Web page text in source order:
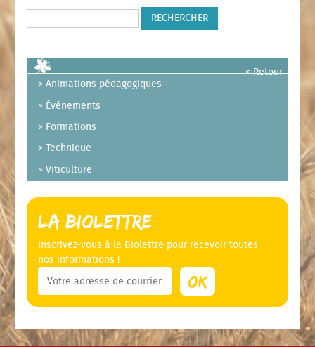
< Retour
Animations pédagogiques
Événements
Formations
Technique
Viticulture
La Biolettre
Inscrivez-vous à la Biolettre pour recevoir toutes
nos informations !